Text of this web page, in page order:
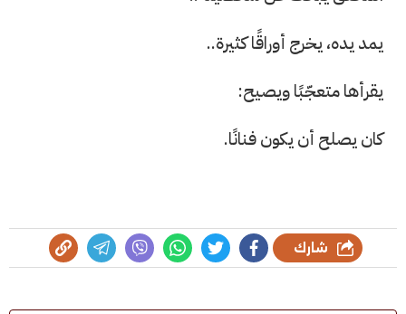
يمد يده، يخرج أوراقًا كثيرة..
يقرأها متعجّبًا ويصيح:
كان يصلح أن يكون فنانًا.
شارك